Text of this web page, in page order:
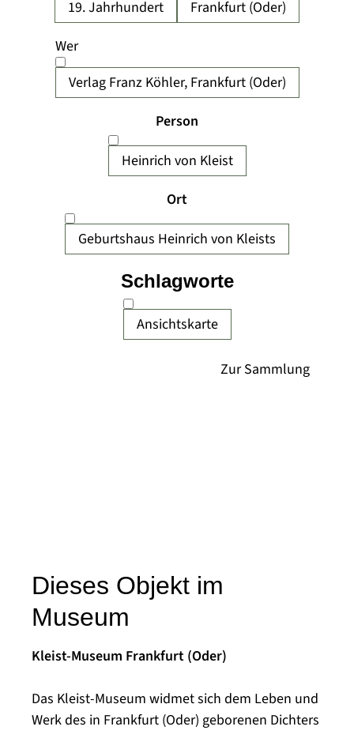
19. Jahrhundert
Frankfurt (Oder)
Wer
Verlag Franz Köhler, Frankfurt (Oder)
Person
Heinrich von Kleist
Ort
Geburtshaus Heinrich von Kleists
Ansichtskarte
Schlagworte
Dieses Objekt im
Museum
Kleist-Museum Frankfurt (Oder)
Das Kleist-Museum widmet sich dem Leben und
Werk des in Frankfurt (Oder) geborenen Dichters